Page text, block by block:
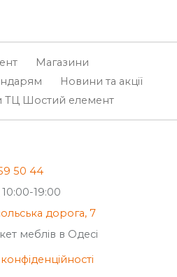
Магазини
Новини та акції
ТЦ Шостий елемент
50 44
19:00
дорога, 7
меблів в Одесі